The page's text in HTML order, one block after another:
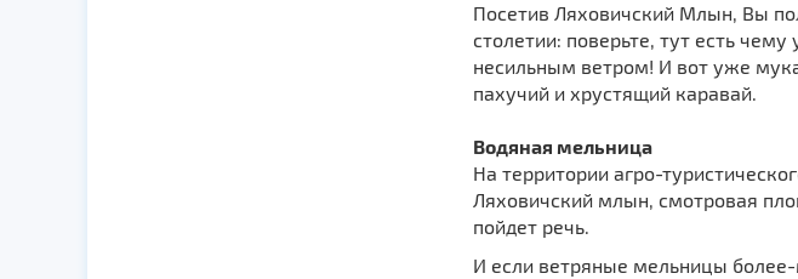
Посетив Ляховичский Млын, Вы
столетии: поверьте, тут есть
несильным ветром! И вот уже
пахучий и хрустящий каравай.
Водяная мельница
На территории агро-
Ляховичский млын, смотровая
пойдет речь.
И если ветряные мельницы